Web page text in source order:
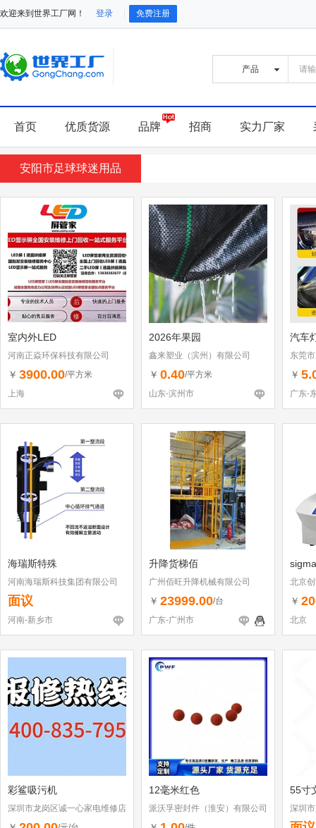
欢迎来到世界工厂网！ 登录 免费注册
首页 优质货源 品牌 招商 实力厂家
安阳市足球球迷用品
室内外LED
河南正焱环保科技有限公司
￥ 3900.00/平方米
上海
2026年果园
鑫来塑业（滨州）有限公司
￥ 0.40/平方米
山东-滨州市
汽车
东莞
￥
广东-
海瑞斯特殊
河南海瑞斯科技集团有限公司
面议
河南-新乡市
升降货梯佰
广州佰旺升降机械有限公司
￥ 23999.00/台
广东-广州市
北京
￥
北京
彩鲨吸污机
深圳市龙岗区诚一心家电维修店
（个体工商户）
12毫米红色
派沃孚密封件（淮安）有限公司
55寸
深圳